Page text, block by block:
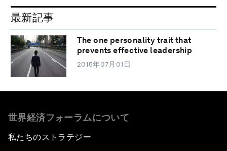
最新記事
The one personality trait that
prevents effective leadership
2015年07月01日
世界経済フォーラムについて
私たちのストラテジー